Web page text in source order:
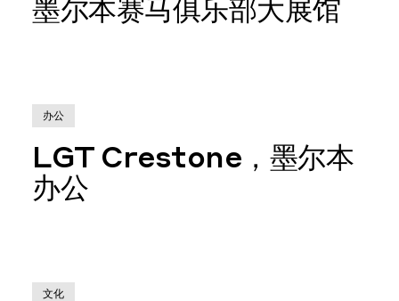
墨尔本赛马俱乐部大展馆
办公
LGT Crestone，墨尔本
办公
文化